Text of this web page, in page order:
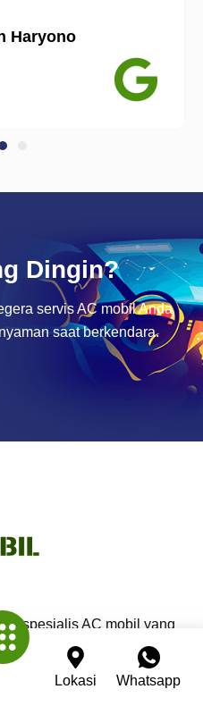
Lokasi Whatsapp
Haryono
Dingin?
servis AC mobil Anda
saat berkendara.
spesialis AC mobil yang
30 tahun. Kami berkomitmen
teknisi profesional,